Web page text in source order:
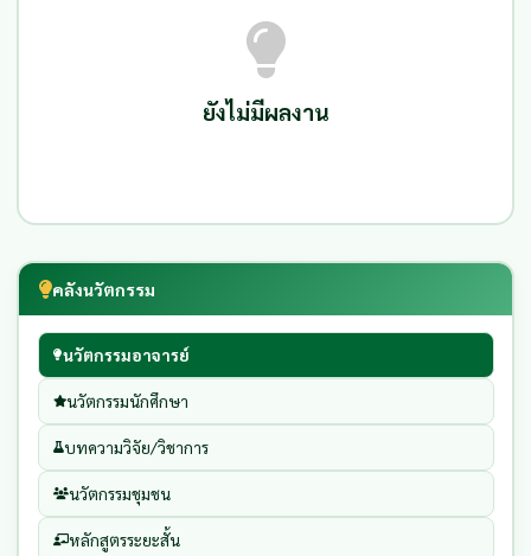
ยังไม่มีผลงาน
คลังนวัตกรรม
นวัตกรรมอาจารย์
นวัตกรรมนักศึกษา
บทความวิจัย/วิชาการ
นวัตกรรมชุมชน
หลักสูตรระยะสั้น